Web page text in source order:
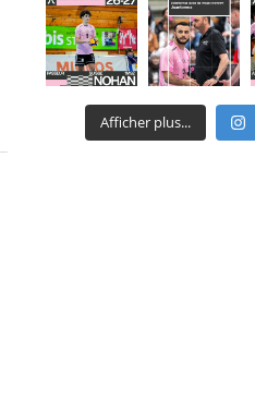
Afficher plus...